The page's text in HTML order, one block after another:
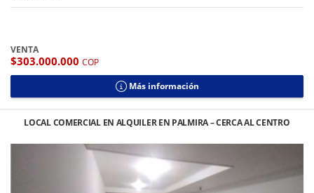
VENTA
$303.000.000 COP
Más información
LOCAL COMERCIAL EN ALQUILER EN PALMIRA – CERCA AL CENTRO